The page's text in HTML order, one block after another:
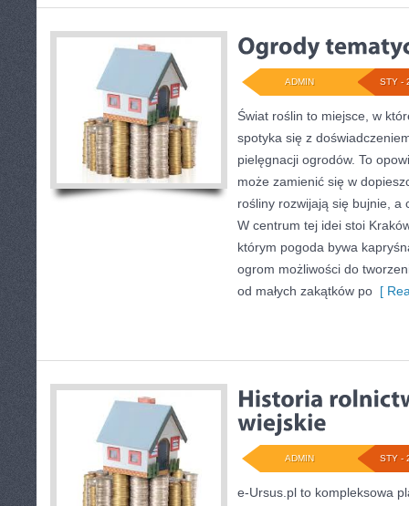
STY -
ADMIN
Świat roślin to miejsce, w
spotyka się z
pielęgnacji ogrodów. To
może zamienić się w
rośliny rozwijają się bujnie, a
W centrum tej idei stoi
którym pogoda bywa
ogrom możliwości do
od małych zakątków po [
STY -
ADMIN
e-Ursus.pl to kompleksowa